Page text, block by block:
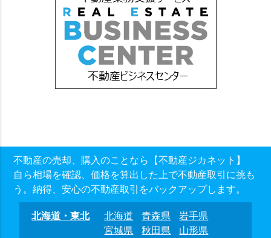
不動産の売却、購入のことなら【不動産ジカネット】
自ら相場を確認、価格を算出した上で不動産取引に挑も
う。納得、安心の不動産取引をバックアップします。
北海道・東北 北海道 青森県
岩手県
宮城県
秋田県
山形県